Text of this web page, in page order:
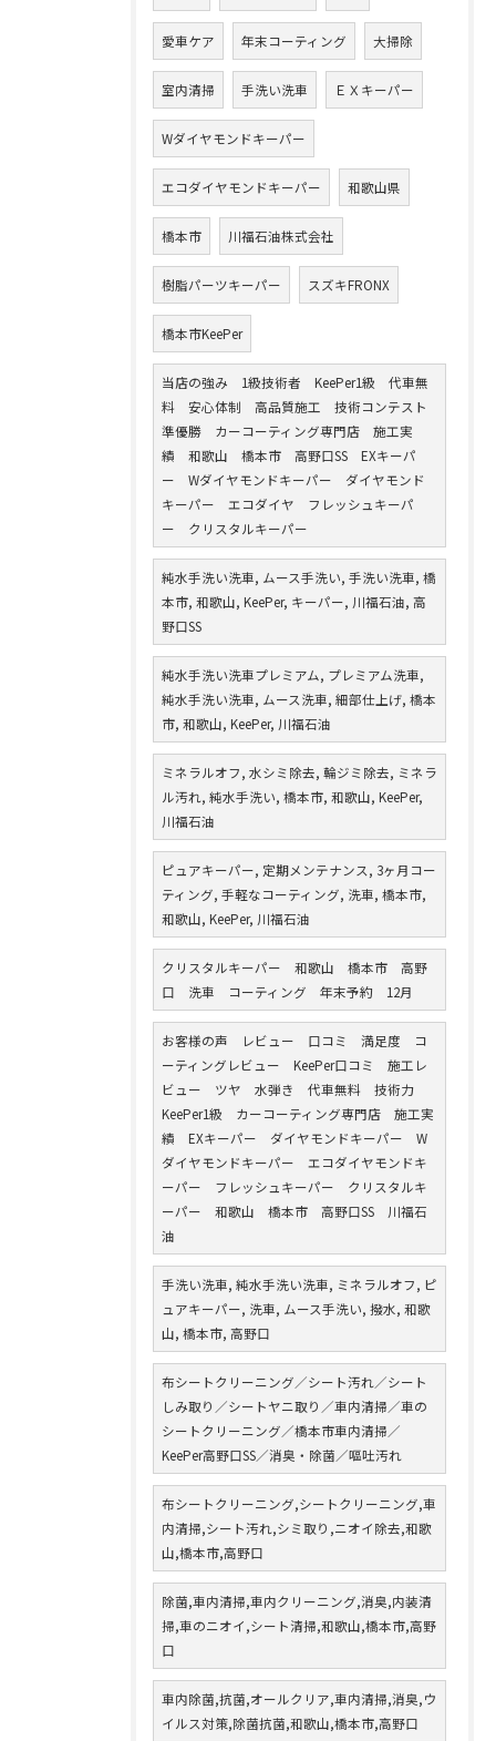
愛車ケア 年末コーティング 大掃除
室内清掃 手洗い洗車 ＥＸキーパー
Wダイヤモンドキーパー
エコダイヤモンドキーパー 和歌山県
橋本市 川福石油株式会社
樹脂パーツキーパー スズキFRONX
橋本市KeePer
当店の強み 1級技術者 KeePer1級 代車無
料 安心体制 高品質施工 技術コンテスト
準優勝 カーコーティング専門店 施工実
績 和歌山 橋本市 高野口SS EXキーパ
ー Wダイヤモンドキーパー ダイヤモンド
キーパー エコダイヤ フレッシュキーパ
ー クリスタルキーパー
純水手洗い洗車, ムース手洗い, 手洗い洗車, 橋
本市, 和歌山, KeePer, キーパー, 川福石油, 高
野口SS
純水手洗い洗車プレミアム, プレミアム洗車,
純水手洗い洗車, ムース洗車, 細部仕上げ, 橋本
市, 和歌山, KeePer, 川福石油
ミネラルオフ, 水シミ除去, 輪ジミ除去, ミネラ
ル汚れ, 純水手洗い, 橋本市, 和歌山, KeePer,
川福石油
ピュアキーパー, 定期メンテナンス, 3ヶ月コー
ティング, 手軽なコーティング, 洗車, 橋本市,
和歌山, KeePer, 川福石油
クリスタルキーパー 和歌山 橋本市 高野
口 洗車 コーティング 年末予約 12月
お客様の声 レビュー 口コミ 満足度 コ
ーティングレビュー KeePer口コミ 施工レ
ビュー ツヤ 水弾き 代車無料 技術力
KeePer1級 カーコーティング専門店 施工実
績 EXキーパー ダイヤモンドキーパー W
ダイヤモンドキーパー エコダイヤモンドキ
ーパー フレッシュキーパー クリスタルキ
ーパー 和歌山 橋本市 高野口SS 川福石
油
手洗い洗車, 純水手洗い洗車, ミネラルオフ, ピ
ュアキーパー, 洗車, ムース手洗い, 撥水, 和歌
山, 橋本市, 高野口
布シートクリーニング／シート汚れ／シート
しみ取り／シートヤニ取り／車内清掃／車の
シートクリーニング／橋本市車内清掃／
KeePer高野口SS／消臭・除菌／嘔吐汚れ
布シートクリーニング,シートクリーニング,車
内清掃,シート汚れ,シミ取り,ニオイ除去,和歌
山,橋本市,高野口
除菌,車内清掃,車内クリーニング,消臭,内装清
掃,車のニオイ,シート清掃,和歌山,橋本市,高野
口
車内除菌,抗菌,オールクリア,車内清掃,消臭,ウ
イルス対策,除菌抗菌,和歌山,橋本市,高野口